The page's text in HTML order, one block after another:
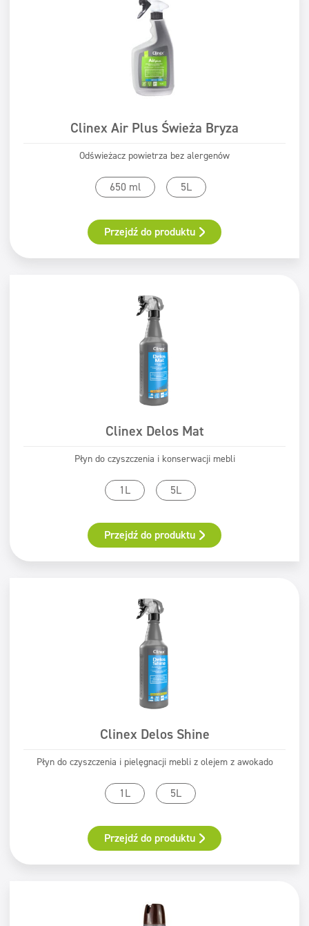
Clinex Air Plus Świeża Bryza
Odświeżacz powietrza bez alergenów
650 ml 5L
Przejdź do produktu
Clinex Delos Mat
Płyn do czyszczenia i konserwacji mebli
1L 5L
Przejdź do produktu
Clinex Delos Shine
Płyn do czyszczenia i pielęgnacji mebli z olejem z awokado
1L 5L
Przejdź do produktu